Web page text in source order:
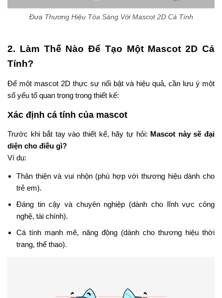
Đưa Thương Hiệu Tỏa Sáng Với Mascot 2D Cá Tính
2. Làm Thế Nào Để Tạo Một Mascot 2D Cá
Tính?
Để một mascot 2D thực sự nổi bật và hiệu quả, cần lưu ý một
số yếu tố quan trọng trong thiết kế:
Xác định cá tính của mascot
Trước khi bắt tay vào thiết kế, hãy tự hỏi: Mascot này sẽ đại
diện cho điều gì?
Ví dụ:
Thân thiện và vui nhộn (phù hợp với thương hiệu dành cho
trẻ em).
Đáng tin cậy và chuyên nghiệp (dành cho lĩnh vực công
nghệ, tài chính).
Cá tính mạnh mẽ, năng động (dành cho thương hiệu thời
trang, thể thao).